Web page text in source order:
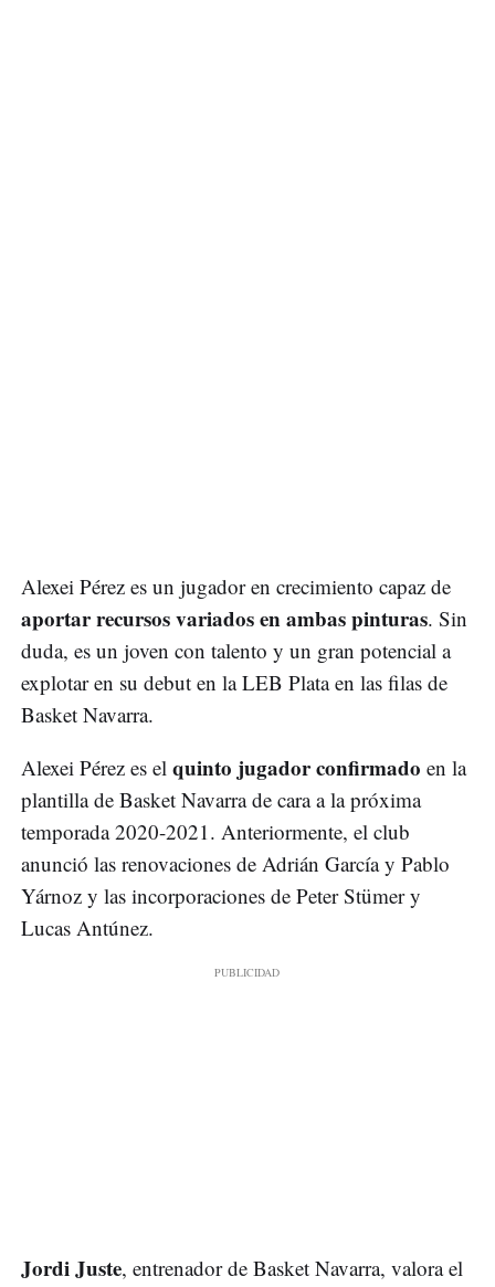
Alexei Pérez es un jugador en crecimiento capaz de
aportar recursos variados en ambas pinturas. Sin
duda, es un joven con talento y un gran potencial a
explotar en su debut en la LEB Plata en las filas de
Basket Navarra.
Alexei Pérez es el quinto jugador confirmado en la
plantilla de Basket Navarra de cara a la próxima
temporada 2020-2021. Anteriormente, el club
anunció las renovaciones de Adrián García y Pablo
Yárnoz y las incorporaciones de Peter Stümer y
Lucas Antúnez.
Jordi Juste, entrenador de Basket Navarra, valora el